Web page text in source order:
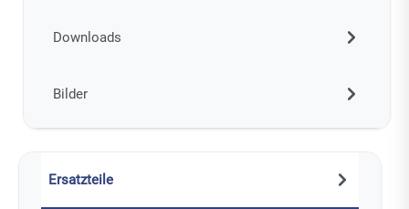
Downloads
Bilder
Ersatzteile